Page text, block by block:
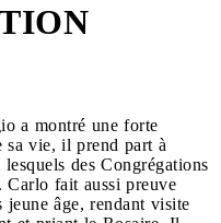
a montré une forte
vie, il prend part à
des Congrégations
Carlo fait aussi preuve
jeune âge, rendant visite